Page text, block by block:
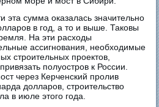
эта сумма оказалась значительно
в год, а то и выше. Таковы
На эти расходы
ассигнования, необходимые
строительных проектов,
полуостров к России.
через Керченский пролив
долларов, строительство
в июле этого года.